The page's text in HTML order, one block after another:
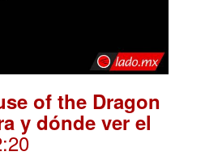
of the Dragon
y dónde ver el